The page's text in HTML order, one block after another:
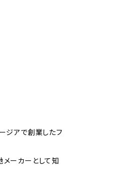
ジアで創業したフ
メーカーとして知